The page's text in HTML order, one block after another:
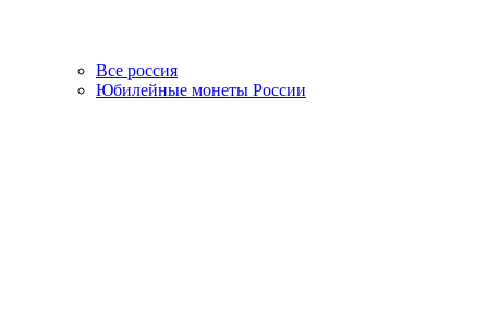
Все россия
Юбилейные монеты России